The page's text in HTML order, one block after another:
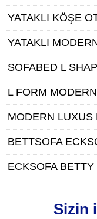
YATAKLI KÖŞE
YATAKLI
SOFABED L
L FORM
MODERN LUXUS
BETTSOFA
ECKSOFA
Sizin